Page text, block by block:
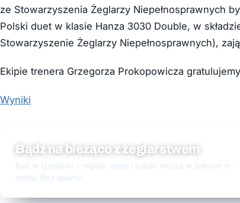
ze Stowarzyszenia Żeglarzy Niepełnosprawnych
Polski duet w klasie Hanza 3030 Double, w
Stowarzyszenie Żeglarzy Niepełnosprawnych),
Ekipie trenera Grzegorza Prokopowicza
Wyniki
Bądź na bieżąco z żeglarstwem
Raz w tygodniu - regaty, rejsy i ludzie morza w jednym e-
mailu. Bez spamu.